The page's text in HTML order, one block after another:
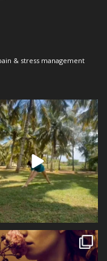
& stress management
ispadne da samo radim 😅
Kad se dokopam...
29 2
24.6 i četvrtak 25.6
Alqvimia store